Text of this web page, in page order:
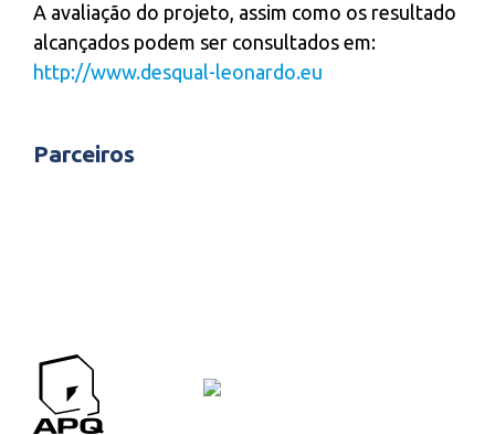
A avaliação do projeto, assim como os resultado
alcançados podem ser consultados em:
http://www.desqual-leonardo.eu
Parceiros